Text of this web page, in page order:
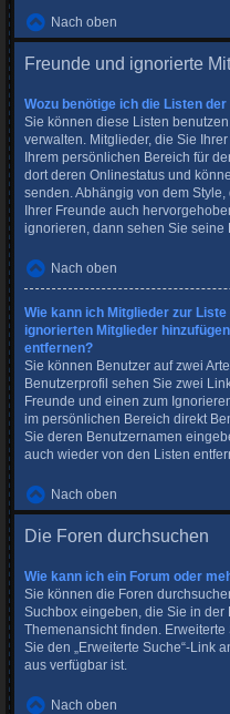
Nach oben
Freunde und ignorierte
Wozu benötige ich die Listen
Sie können diese Listen
verwalten. Mitglieder, die Sie
Ihrem persönlichen Bereich für
dort deren Onlinestatus und
senden. Abhängig von dem
Ihrer Freunde auch
ignorieren, dann sehen Sie seine
Nach oben
Wie kann ich Mitglieder zur
ignorierten Mitglieder
entfernen?
Sie können Benutzer auf zwei
Benutzerprofil sehen Sie zwei
Freunde und einen zum
im persönlichen Bereich direkt
Sie deren Benutzernamen
auch wieder von den Listen
Nach oben
Die Foren durchsuchen
Wie kann ich ein Forum oder
Sie können die Foren
Suchbox eingeben, die Sie in
Themenansicht finden.
Sie den „Erweiterte Suche“-Link
aus verfügbar ist.
Nach oben